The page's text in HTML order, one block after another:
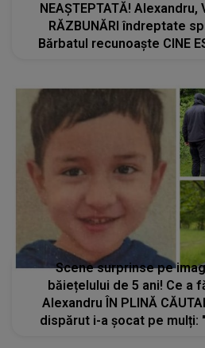
NEAȘTEPTATĂ! Alexandru,
RĂZBUNĂRI îndreptate
Bărbatul recunoaște CINE
Scene surprinse pe
băiețelului de 5 ani! Ce a
Alexandru ÎN PLINĂ
dispărut i-a șocat pe mulți: